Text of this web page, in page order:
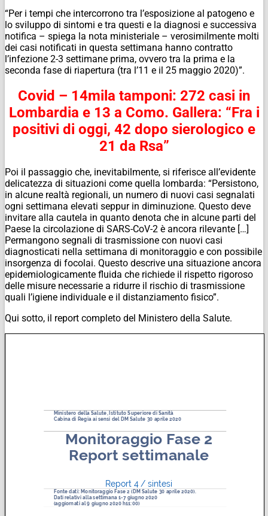
“Per i tempi che intercorrono tra l’esposizione al patogeno e
lo sviluppo di sintomi e tra questi e la diagnosi e successiva
notifica – spiega la nota ministeriale – verosimilmente molti
dei casi notificati in questa settimana hanno contratto
l’infezione 2-3 settimane prima, ovvero tra la prima e la
seconda fase di riapertura (tra l’11 e il 25 maggio 2020)”.
Covid – 14mila tamponi: 272 casi in
Lombardia e 13 a Como. Gallera: “Fra i
positivi di oggi, 42 dopo sierologico e
21 da Rsa”
Poi il passaggio che, inevitabilmente, si riferisce all’evidente
delicatezza di situazioni come quella lombarda: “Persistono,
in alcune realtà regionali, un numero di nuovi casi segnalati
ogni settimana elevati seppur in diminuzione. Questo deve
invitare alla cautela in quanto denota che in alcune parti del
Paese la circolazione di SARS-CoV-2 è ancora rilevante […]
Permangono segnali di trasmissione con nuovi casi
diagnosticati nella settimana di monitoraggio e con possibile
insorgenza di focolai. Questo descrive una situazione ancora
epidemiologicamente fluida che richiede il rispetto rigoroso
delle misure necessarie a ridurre il rischio di trasmissione
quali l’igiene individuale e il distanziamento fisico”.
Qui sotto, il report completo del Ministero della Salute.